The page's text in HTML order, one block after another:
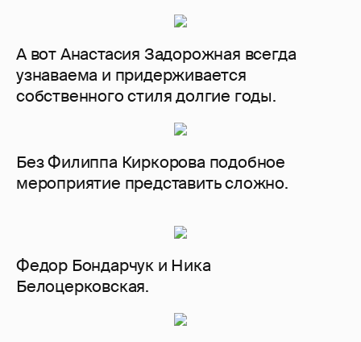
А вот Анастасия Задорожная всегда
узнаваема и придерживается
собственного стиля долгие годы.
Без Филиппа Киркорова подобное
мероприятие представить сложно.
Федор Бондарчук и Ника
Белоцерковская.